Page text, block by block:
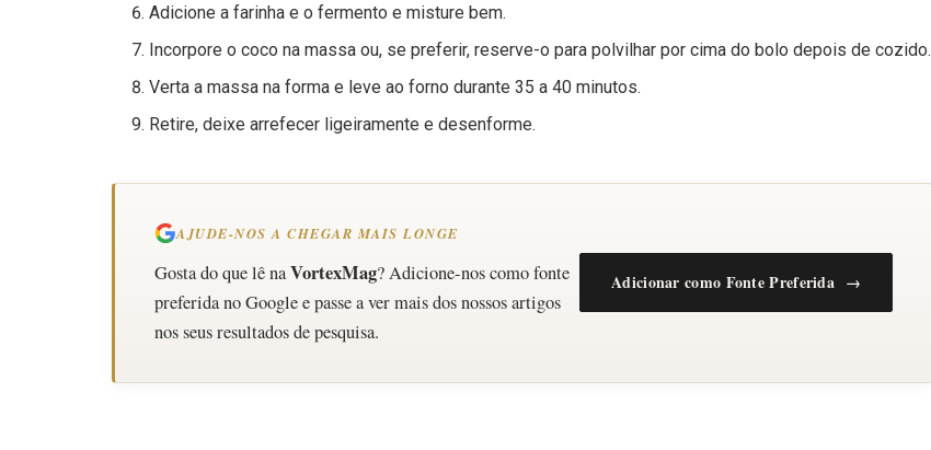
Adicione a farinha e o fermento e misture bem.
Incorpore o coco na massa ou, se preferir, reserve-o para polvilhar por cima do bolo depois de cozido.
Verta a massa na forma e leve ao forno durante 35 a 40 minutos.
Retire, deixe arrefecer ligeiramente e desenforme.
AJUDE-NOS A CHEGAR MAIS LONGE
Gosta do que lê naVortexMag? Adicione-nos como fonte
preferida no Google e passe a ver mais dos nossos artigos
nos seus resultados de pesquisa.
Adicionar como Fonte Preferida →